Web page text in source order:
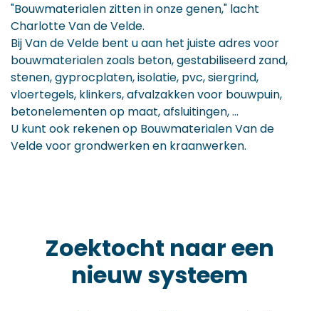
"Bouwmaterialen zitten in onze genen," lacht
Charlotte Van de Velde.
Bij Van de Velde bent u aan het juiste adres voor
bouwmaterialen zoals beton, gestabiliseerd zand,
stenen, gyprocplaten, isolatie, pvc, siergrind,
vloertegels, klinkers, afvalzakken voor bouwpuin,
betonelementen op maat, afsluitingen, ...
U kunt ook rekenen op Bouwmaterialen Van de
Velde voor grondwerken en kraanwerken.
Zoektocht naar een
nieuw systeem